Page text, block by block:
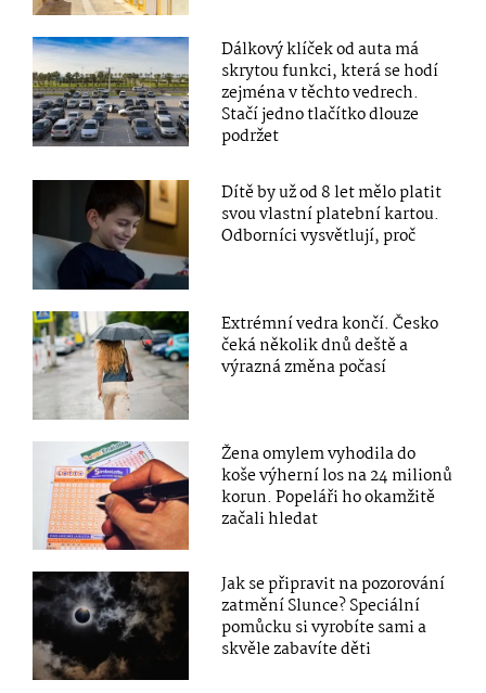
Dálkový klíček od auta má
skrytou funkci, která se hodí
zejména v těchto vedrech.
Stačí jedno tlačítko dlouze
podržet
Dítě by už od 8 let mělo platit
svou vlastní platební kartou.
Odborníci vysvětlují, proč
Extrémní vedra končí. Česko
čeká několik dnů deště a
výrazná změna počasí
Žena omylem vyhodila do
koše výherní los na 24 milionů
korun. Popeláři ho okamžitě
začali hledat
Jak se připravit na pozorování
zatmění Slunce? Speciální
pomůcku si vyrobíte sami a
skvěle zabavíte děti